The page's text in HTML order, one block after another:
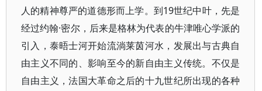
人的精神尊严的道德形而上学。到19世纪中叶，先是
经过约翰·密尔，后来是格林为代表的牛津唯心学派的
引入，泰晤士河开始流淌莱茵河水，发展出与古典自
由主义不同的、影响至今的新自由主义传统。不仅是
自由主义，法国大革命之后的十九世纪所出现的各种